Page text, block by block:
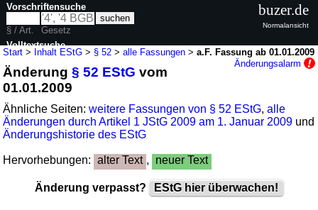
Start > Inhalt EStG > § 52 >alle Fassungen >a.F. Fassung ab 01.01.2009
Änderungsalarm
Änderung§ 52 EStG vom
01.01.2009
Ähnliche Seiten:weitere Fassungen von § 52 EStG,alle
Änderungen durch Artikel 1 JStG 2009 am 1. Januar 2009 und
Änderungshistorie des EStG
Hervorhebungen: alter Text , neuer Text
Änderung verpasst? EStG hier überwachen!
Vorschriftensuche
§ / Art.
Gesetz
Volltextsuche
nur in EStG
buzer.de
Normalansicht